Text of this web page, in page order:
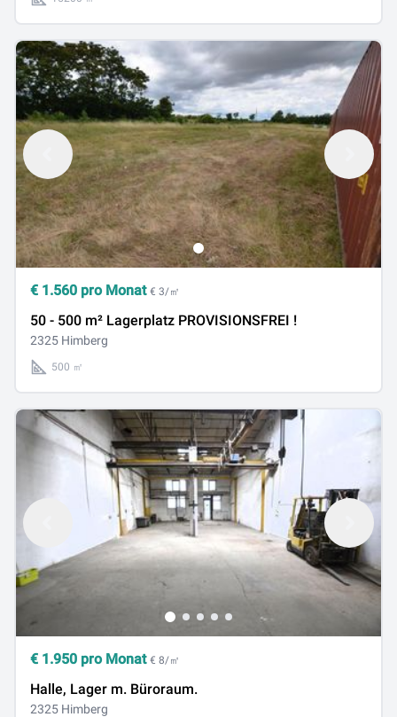
€ 1.560 pro Monat € 3/㎡
50 - 500 m² Lagerplatz PROVISIONSFREI !
2325 Himberg
500 ㎡
€ 1.950 pro Monat € 8/㎡
Halle, Lager m. Büroraum.
2325 Himberg